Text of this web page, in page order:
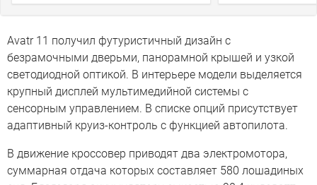
Avatr 11 получил футуристичный дизайн с
безрамочными дверьми, панорамной крышей и узкой
светодиодной оптикой. В интерьере модели выделяется
крупный дисплей мультимедийной системы с
сенсорным управлением. В списке опций присутствует
адаптивный круиз-контроль с функцией автопилота.
В движение кроссовер приводят два электромотора,
суммарная отдача которых составляет 580 лошадиных